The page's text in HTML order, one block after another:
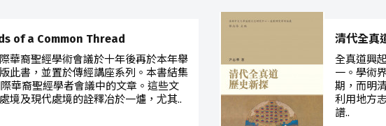
of a Common Thread
華裔聖經學術會議於十年後再於本年舉
此書，並置於傳經講座系列。本書結集
華裔聖經學者會議中的文章。這些文
境及現代處境的詮釋冶於一爐，尤其..
清代全真
全真道興
一。學術
期，而明
利用地方
譜..